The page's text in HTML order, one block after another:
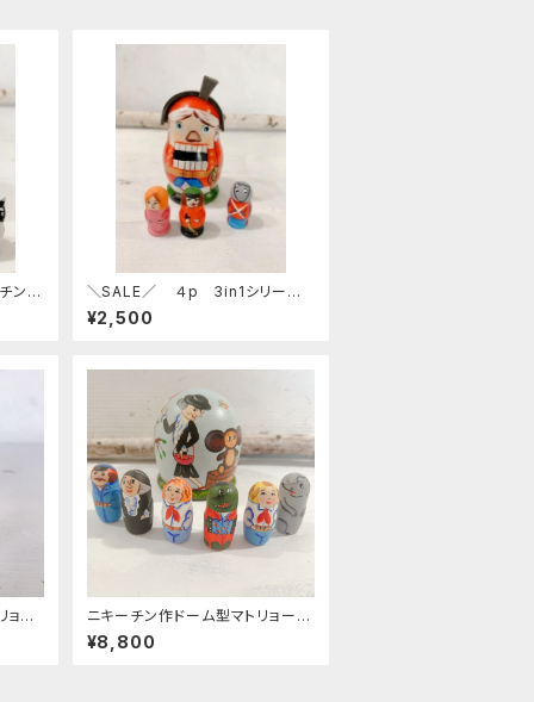
ン工
＼SALE／ ４p 3in1シリー
ズ ニキーチン工房マトリョーシ
カ 「くるみ割り人形」バレエ
¥2,500
ー
ニキーチン作ドーム型マトリョーシ
カ 「チェブーシカ」高さ10ｃｍ
¥8,800